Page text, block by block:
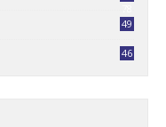
49
46